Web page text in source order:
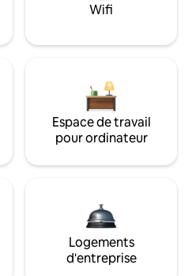
Wifi
Espace de travail
pour ordinateur
Logements
d'entreprise